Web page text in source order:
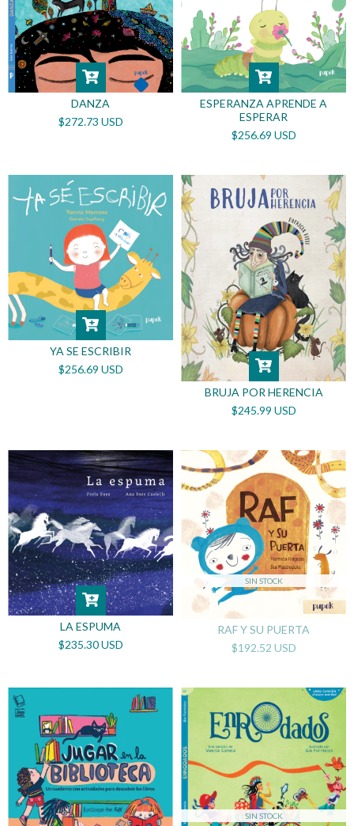
DANZA
$272.73 USD
ESPERANZA APRENDE A
ESPERAR
$256.69 USD
YA SE ESCRIBIR
$256.69 USD
BRUJA POR HERENCIA
$245.99 USD
LA ESPUMA
$235.30 USD
SIN STOCK
RAF Y SU PUERTA
$192.52 USD
SIN STOCK